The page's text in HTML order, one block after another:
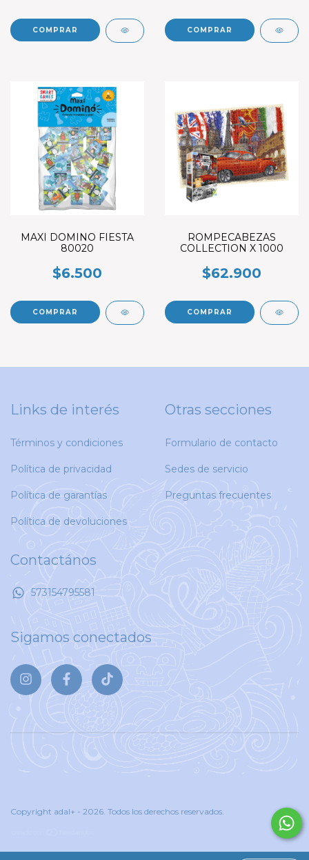
MAXI DOMINO FIESTA
80020
$6.500
ROMPECABEZAS
COLLECTION X 1000
$62.900
Links de interés
Términos y condiciones
Política de privacidad
Política de garantías
Política de devoluciones
Otras secciones
Formulario de contacto
Sedes de servicio
Preguntas frecuentes
Contactános
573154795581
Sigamos conectados
Copyright adal+ - 2026. Todos los derechos reservados.